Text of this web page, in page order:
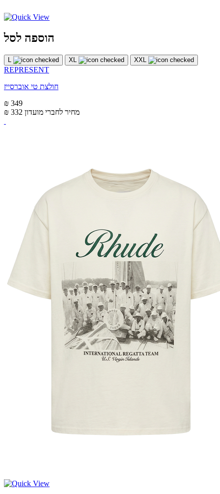
הוספה לסל
L XL XXL
REPRESENT
חולצת טי אוברסייז
₪ 349
₪ 332 מחיר לחברי מועדון